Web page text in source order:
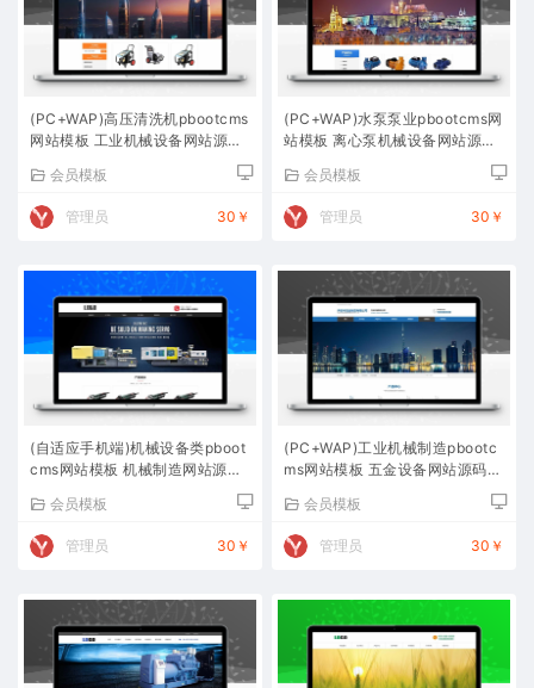
(PC+WAP)高压清洗机pbootcms
网站模板 工业机械设备网站源码
会员模板
管理员 30￥
(PC+WAP)水泵泵业pbootcms网
站模板 离心泵机械设备网站源码
会员模板
管理员 30￥
(自适应手机端)机械设备类pboot
cms网站模板 机械制造网站源码
会员模板
管理员 30￥
(PC+WAP)工业机械制造pbootc
ms网站模板 五金设备网站源码下
会员模板
管理员 30￥